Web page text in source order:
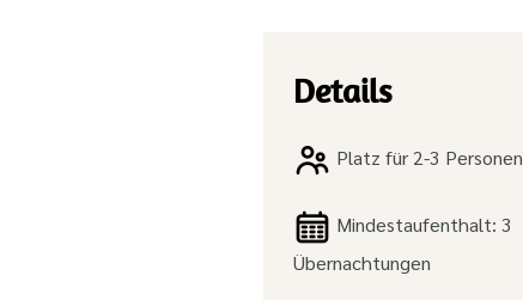
Details
Platz für 2-3 Personen
Mindestaufenthalt: 3
Übernachtungen